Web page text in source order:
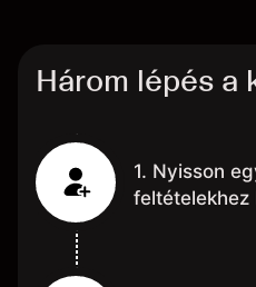
Három lépés a
1. Nyisson
feltételekhez